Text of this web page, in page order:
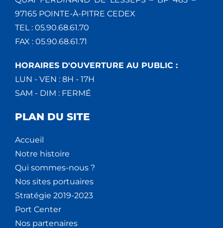
97165 POINTE-À-PITRE CEDEX
TEL : 05.90.68.61.70
FAX : 05.90.68.61.71
HORAIRES D'OUVERTURE AU PUBLIC :
LUN - VEN : 8H - 17H
SAM - DIM : FERMÉ
PLAN DU SITE
Accueil
Notre histoire
Qui sommes-nous ?
Nos sites portuaires
Stratégie 2019-2023
Port Center
Nos partenaires